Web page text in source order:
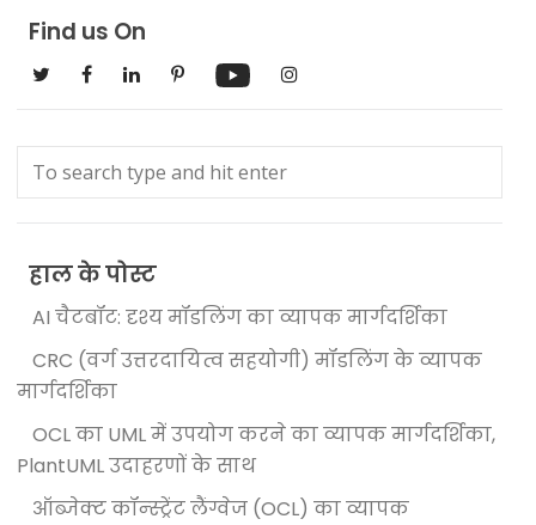
Find us On
हाल के पोस्ट
AI चैटबॉट: दृश्य मॉडलिंग का व्यापक मार्गदर्शिका
CRC (वर्ग उत्तरदायित्व सहयोगी) मॉडलिंग के व्यापक
मार्गदर्शिका
OCL का UML में उपयोग करने का व्यापक मार्गदर्शिका,
PlantUML उदाहरणों के साथ
ऑब्जेक्ट कॉन्स्ट्रेंट लैंग्वेज (OCL) का व्यापक